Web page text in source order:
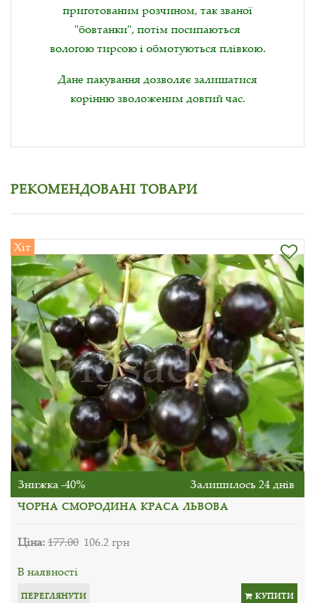
приготованим розчином, так званої
"бовтанки", потім посипаються
вологою тирсою і обмотуються плівкою.
Дане пакування дозволяє залишатися
корінню зволоженим довгий час.
РЕКОМЕНДОВАНІ ТОВАРИ
Хіт
Знижка -40% Залишилось 24 днів
ЧОРНА СМОРОДИНА КРАСА ЛЬВОВА
Ціна:177.00 106.2 грн
В наявності
ПЕРЕГЛЯНУТИ КУПИТИ